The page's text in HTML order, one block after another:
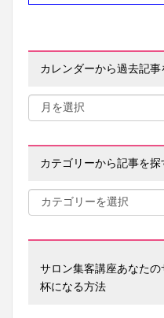
カレンダーから過去記事
カテゴリーから記事を探
サロン集客講座あなた
杯になる方法